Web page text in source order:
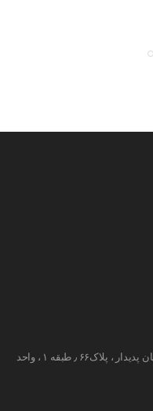
جهان کودک ، خیابان نلسون ماندلا(جردن) ، خیابان پدیدار ، پلاک۶۶ ٫ طبقه ۱ ، واحد